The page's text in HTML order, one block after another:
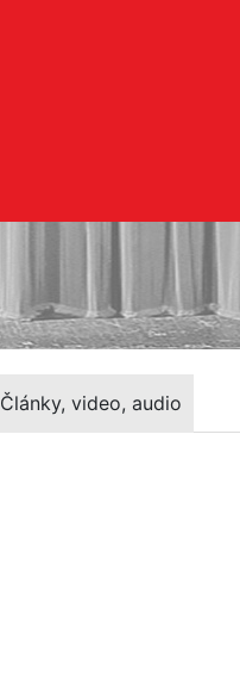
Články, video, audio